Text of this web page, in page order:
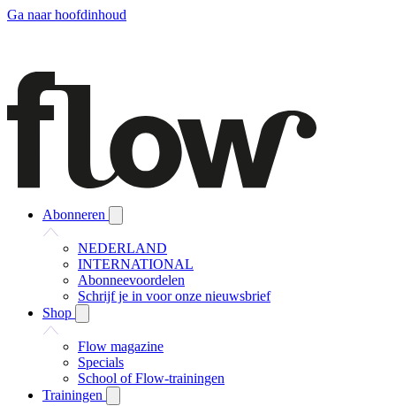
Ga naar hoofdinhoud
Abonneren
NEDERLAND
INTERNATIONAL
Abonneevoordelen
Schrijf je in voor onze nieuwsbrief
Shop
Flow magazine
Specials
School of Flow-trainingen
Trainingen